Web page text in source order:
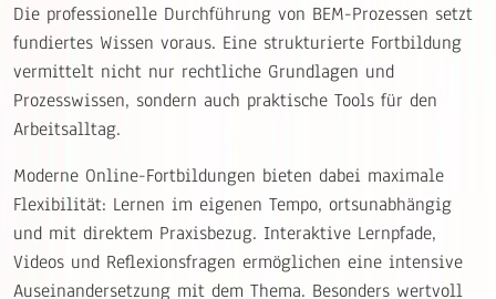
Die professionelle Durchführung von BEM-Prozessen setzt
fundiertes Wissen voraus. Eine strukturierte Fortbildung
vermittelt nicht nur rechtliche Grundlagen und
Prozesswissen, sondern auch praktische Tools für den
Arbeitsalltag.
Moderne Online-Fortbildungen bieten dabei maximale
Flexibilität: Lernen im eigenen Tempo, ortsunabhängig
und mit direktem Praxisbezug. Interaktive Lernpfade,
Videos und Reflexionsfragen ermöglichen eine intensive
Auseinandersetzung mit dem Thema. Besonders wertvoll